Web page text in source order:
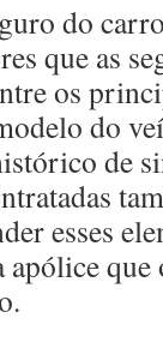
do
que as
os
do
de
esses
que